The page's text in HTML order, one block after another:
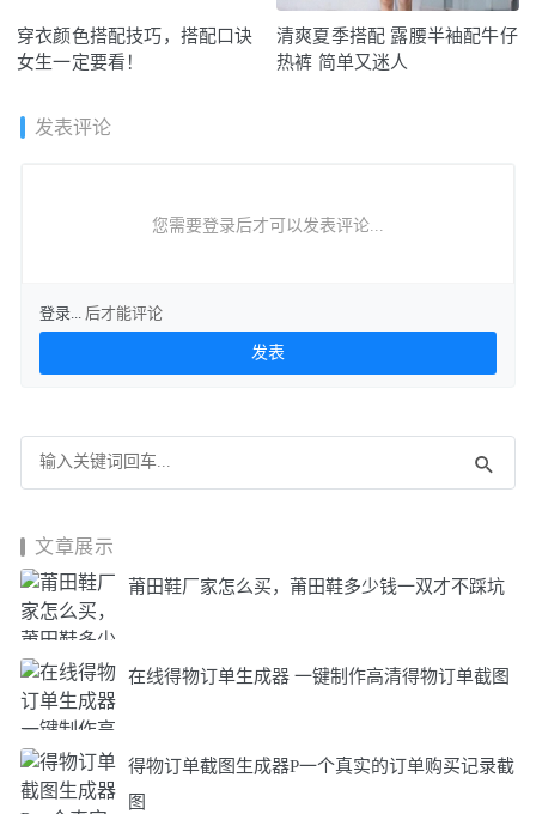
穿衣颜色搭配技巧，搭配口诀
女生一定要看！
清爽夏季搭配 露腰半袖配牛仔
热裤 简单又迷人
发表评论
您需要登录后才可以发表评论...
登录... 后才能评论
文章展示
莆田鞋厂家怎么买，莆田鞋多少钱一双才不踩坑
在线得物订单生成器 一键制作高清得物订单截图
得物订单截图生成器P一个真实的订单购买记录截
图